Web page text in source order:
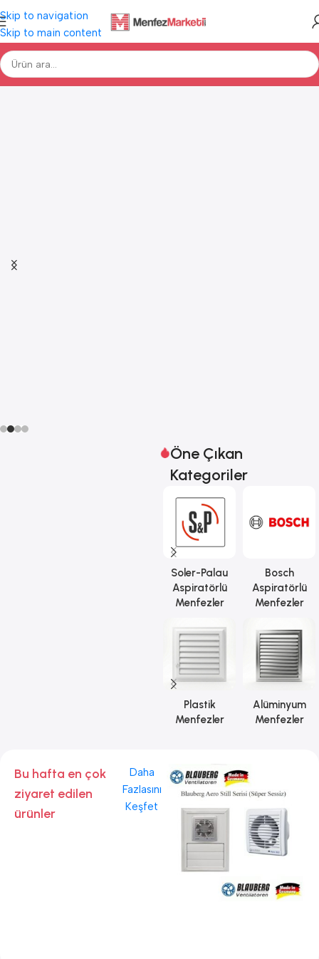
Skip to navigation
Skip to main content
Öne Çıkan
Kategoriler
Soler-Palau
Aspiratörlü
Menfezler
Bosch
Aspiratörlü
Menfezler
Plastik
Menfezler
Alüminyum
Menfezler
Bu hafta en çok
ziyaret edilen
ürünler
Daha
Fazlasını
Keşfet